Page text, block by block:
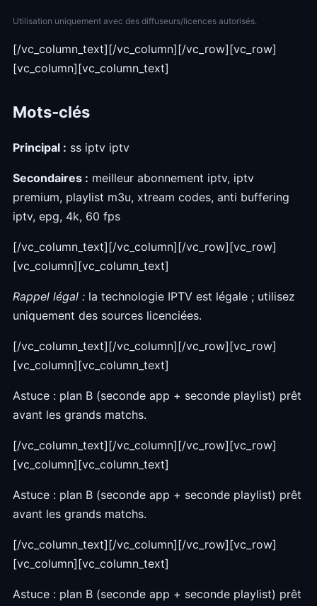
Utilisation uniquement avec des diffuseurs/licences autorisés.
[/vc_column_text][/vc_column][/vc_row][vc_row]
[vc_column][vc_column_text]
Mots‑clés
Principal : ss iptv iptv
Secondaires : meilleur abonnement iptv, iptv
premium, playlist m3u, xtream codes, anti buffering
iptv, epg, 4k, 60 fps
[/vc_column_text][/vc_column][/vc_row][vc_row]
[vc_column][vc_column_text]
Rappel légal : la technologie IPTV est légale ; utilisez
uniquement des sources licenciées.
[/vc_column_text][/vc_column][/vc_row][vc_row]
[vc_column][vc_column_text]
Astuce : plan B (seconde app + seconde playlist) prêt
avant les grands matchs.
[/vc_column_text][/vc_column][/vc_row][vc_row]
[vc_column][vc_column_text]
Astuce : plan B (seconde app + seconde playlist) prêt
avant les grands matchs.
[/vc_column_text][/vc_column][/vc_row][vc_row]
[vc_column][vc_column_text]
Astuce : plan B (seconde app + seconde playlist) prêt